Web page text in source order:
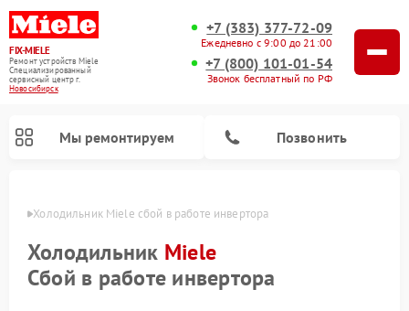
FIX-MIELE
Ремонт устройств Miele
Специализированный
cервисный центр г.
Новосибирск
+7 (383) 377-72-09
Ежедневно с 9:00 до 21:00
+7 (800) 101-01-54
Звонок бесплатный по РФ
Мы ремонтируем Позвонить
Холодильник Miele сбой в работе инвертора
Холодильник Miele
Сбой в работе инвертора